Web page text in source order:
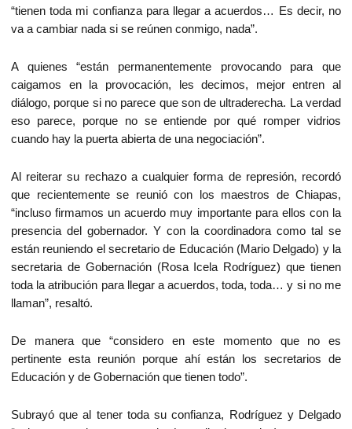
“tienen toda mi confianza para llegar a acuerdos… Es decir, no
va a cambiar nada si se reúnen conmigo, nada”.
A quienes “están permanentemente provocando para que
caigamos en la provocación, les decimos, mejor entren al
diálogo, porque si no parece que son de ultraderecha. La verdad
eso parece, porque no se entiende por qué romper vidrios
cuando hay la puerta abierta de una negociación”.
Al reiterar su rechazo a cualquier forma de represión, recordó
que recientemente se reunió con los maestros de Chiapas,
“incluso firmamos un acuerdo muy importante para ellos con la
presencia del gobernador. Y con la coordinadora como tal se
están reuniendo el secretario de Educación (Mario Delgado) y la
secretaria de Gobernación (Rosa Icela Rodríguez) que tienen
toda la atribución para llegar a acuerdos, toda, toda… y si no me
llaman”, resaltó.
De manera que “considero en este momento que no es
pertinente esta reunión porque ahí están los secretarios de
Educación y de Gobernación que tienen todo”.
Subrayó que al tener toda su confianza, Rodríguez y Delgado